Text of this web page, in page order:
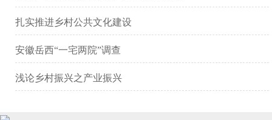
扎实推进乡村公共文化建设
安徽岳西“一宅两院”调查
浅论乡村振兴之产业振兴